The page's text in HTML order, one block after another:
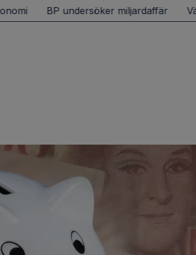
BP undersöker miljardaffär